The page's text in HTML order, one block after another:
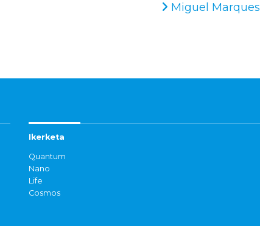
Miguel Marques
Ikerketa
Quantum
Nano
Life
Cosmos